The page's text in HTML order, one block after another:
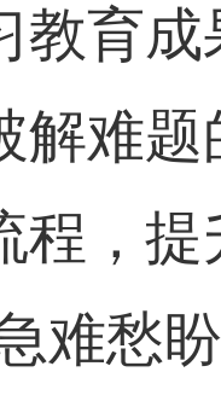
教育
解难
程，
难愁